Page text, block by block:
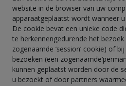
website in de browser van uw
apparaatgeplaatst wordt wanneer
De cookie bevat een unieke code
te herkennengedurende het
zogenaamde ‘session’ cookie) of
bezoeken (een
kunnen geplaatst worden door de
u bezoekt of door partners